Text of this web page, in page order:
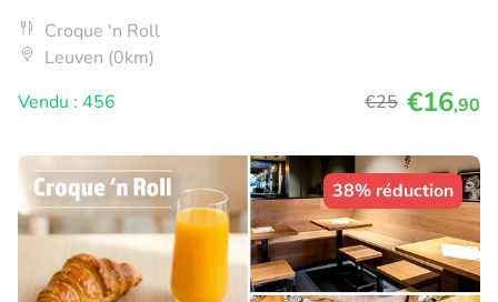
Croque 'n Roll
Leuven (0km)
Vendu : 456
€25 €16,90
38% réduction